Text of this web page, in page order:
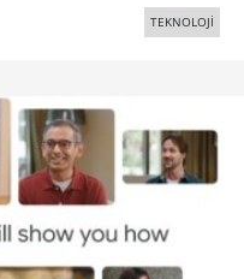
TEKNOLOJİ